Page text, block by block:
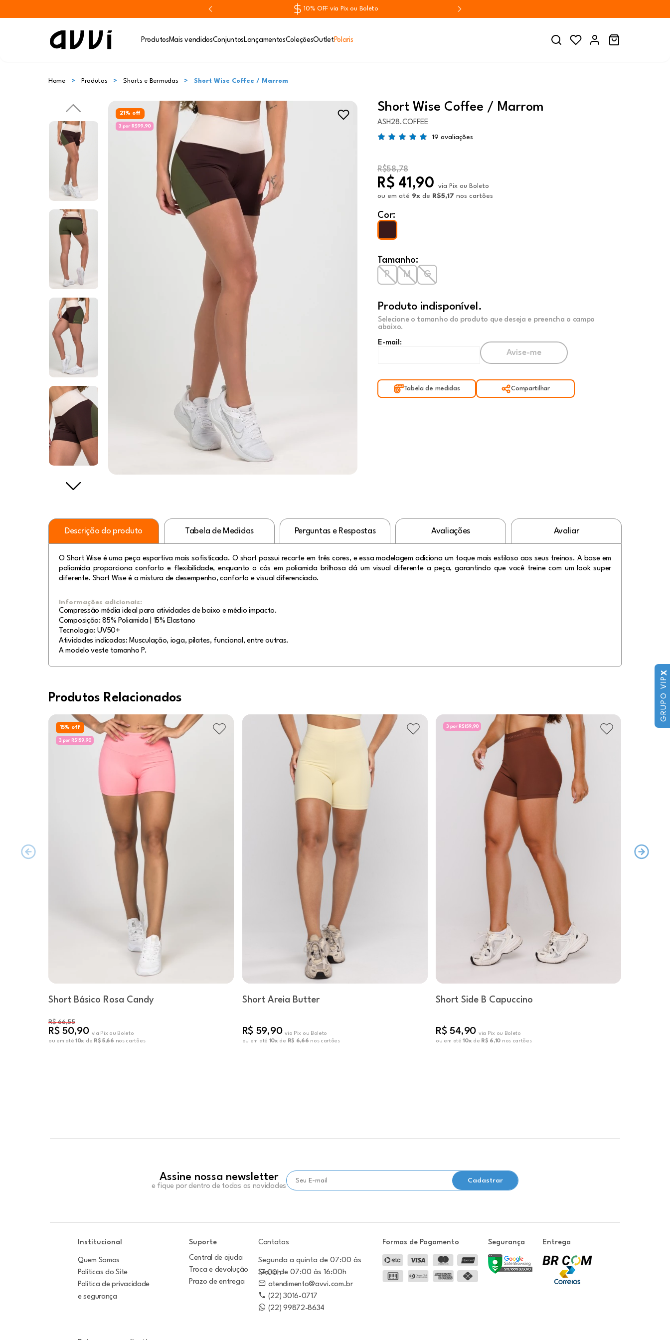
10% OFF via Pix ou Boleto
Produtos Mais vendidosConjuntos LançamentosColeçõesOutletPolaris
Home Produtos Shorts e Bermudas Short Wise Coffee / Marrom
21% off Short Wise Coffee / Marrom
ASH28.COFFEE
19 avaliações
R$58,78
R$ 41,90 via Pix ou Boleto
ou em até 9x de R$5,17 nos cartões
Cor:
Tamanho:
P
M G
Produto indisponível.
Selecione o tamanho do produto que deseja e preencha o campo
abaixo.
E-mail:
Tabela de medidas Compartilhar
Descrição do produto Tabela de Medidas Perguntas e Respostas Avaliações Avaliar
O Short Wise é uma peça esportiva mais sofisticada. O short possui recorte em três cores, e essa modelagem adiciona um toque mais estiloso aos seus treinos. A base em
poliamida proporciona conforto e flexibilidade, enquanto o cós em poliamida brilhosa dá um visual diferente a peça, garantindo que você treine com um look super
diferente. Short Wise é a mistura de desempenho, conforto e visual diferenciado.
Informações adicionais:
Compressão média ideal para atividades de baixo e médio impacto.
Composição: 85% Poliamida | 15% Elastano
Tecnologia: UV50+
Atividades indicadas: Musculação, ioga, pilates, funcional, entre outras.
A modelo veste tamanho P.
Produtos Relacionados
15% off
Short Básico Rosa Candy
R$ 66,55
R$ 50,90 via Pix ou Boleto
ou em até 10x de R$ 5,66 nos cartões
Short Areia Butter
R$ 59,90 via Pix ou Boleto
ou em até 10x de R$ 6,66 nos cartões
Short Side B Capuccino
R$ 54,90 via Pix ou Boleto
ou em até10x de R$ 6,10 nos cartões
Assine nossa newsletter
e fique por dentro de todas as novidades
Cadastrar
Institucional
Quem Somos
Políticas do Site
Política de privacidade
e segurança
Suporte
Central de ajuda
Troca e devolução
Prazo de entrega
Contatos
Segunda a quinta de 07:00 às
17:00h
Sexta de 07:00 às 16:00h
atendimento@avvi.com.br
(22) 3016-0717
(22) 99872-8634
Formas de Pagamento Segurança Entrega
GRUPO VIP
X